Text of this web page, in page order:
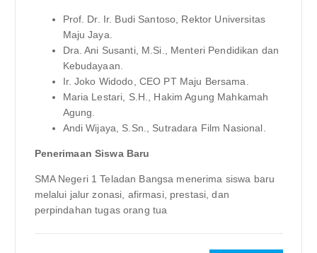
Prof. Dr. Ir. Budi Santoso, Rektor Universitas
Maju Jaya.
Dra. Ani Susanti, M.Si., Menteri Pendidikan dan
Kebudayaan.
Ir. Joko Widodo, CEO PT Maju Bersama.
Maria Lestari, S.H., Hakim Agung Mahkamah
Agung.
Andi Wijaya, S.Sn., Sutradara Film Nasional.
Penerimaan Siswa Baru
SMA Negeri 1 Teladan Bangsa menerima siswa baru
melalui jalur zonasi, afirmasi, prestasi, dan
perpindahan tugas orang tua